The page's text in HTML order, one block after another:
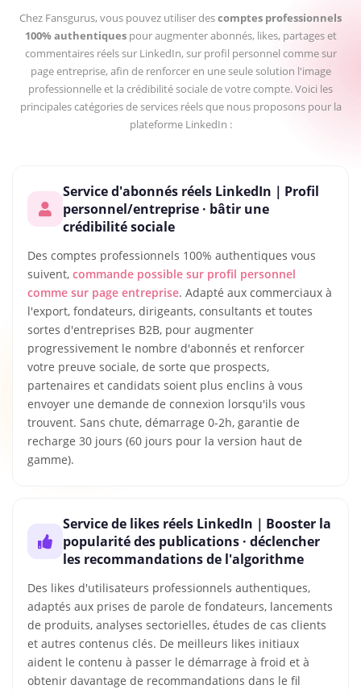
Chez Fansgurus, vous pouvez utiliser descomptes professionnels
100% authentiquespour augmenter abonnés, likes, partages et
commentaires réels sur LinkedIn, sur profil personnel comme sur
page entreprise, afin de renforcer en une seule solution l'image
professionnelle et la crédibilité sociale de votre compte. Voici les
principales catégories de services réels que nous proposons pour la
plateforme LinkedIn :
Service d'abonnés réels LinkedIn｜Profil
personnel/entreprise · bâtir une
crédibilité sociale
Des comptes professionnels 100% authentiques vous
suivent, commande possible sur profil personnel
comme sur page entreprise. Adapté aux commerciaux à
l'export, fondateurs, dirigeants, consultants et toutes
sortes d'entreprises B2B, pour augmenter
progressivement le nombre d'abonnés et renforcer
votre preuve sociale, de sorte que prospects,
partenaires et candidats soient plus enclins à vous
envoyer une demande de connexion lorsqu'ils vous
trouvent. Sans chute, démarrage 0-2h, garantie de
recharge 30 jours (60 jours pour la version haut de
gamme).
Service de likes réels LinkedIn｜Booster la
popularité des publications · déclencher
les recommandations de l'algorithme
Des likes d'utilisateurs professionnels authentiques,
adaptés aux prises de parole de fondateurs, lancements
de produits, analyses sectorielles, études de cas clients
et autres contenus clés. De meilleurs likes initiaux
aident le contenu à passer le démarrage à froid et à
obtenir davantage de recommandations dans le fil